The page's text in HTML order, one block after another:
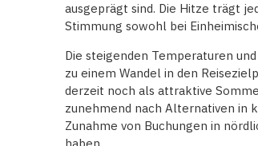
ausgeprägt sind. Die Hitze trägt
Stimmung sowohl bei
Die steigenden Temperaturen
zu einem Wandel in den
derzeit noch als attraktive
zunehmend nach Alternativen in
Zunahme von Buchungen in